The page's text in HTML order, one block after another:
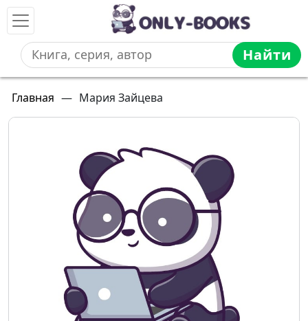
Найти
Главная — Мария Зайцева